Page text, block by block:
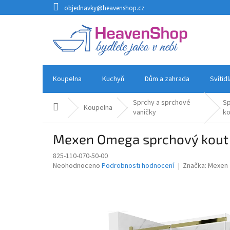
na
objednavky@heavenshop.cz
Koupelna Kuchyň Dům a zahrada
Domů Koupelna
Sprchy a sprchové
vaničky
Mexen Omega sprchový
825-110-070-50-00
Průměrné
Neohodnoceno Podrobnosti hodnocení Značka: Mexen